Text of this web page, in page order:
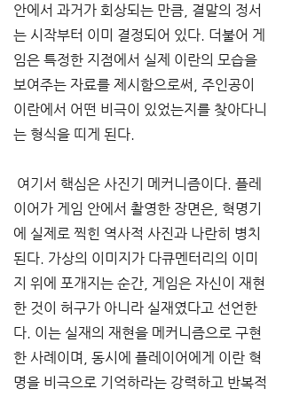
안에서 과거가 회상되는 만큼, 결말의 정서
는 시작부터 이미 결정되어 있다. 더불어 게
임은 특정한 지점에서 실제 이란의 모습을
보여주는 자료를 제시함으로써, 주인공이
이란에서 어떤 비극이 있었는지를 찾아다니
는 형식을 띠게 된다.
여기서 핵심은 사진기 메커니즘이다. 플레
이어가 게임 안에서 촬영한 장면은, 혁명기
에 실제로 찍힌 역사적 사진과 나란히 병치
된다. 가상의 이미지가 다큐멘터리의 이미
지 위에 포개지는 순간, 게임은 자신이 재현
한 것이 허구가 아니라 실재였다고 선언한
다. 이는 실재의 재현을 메커니즘으로 구현
한 사례이며, 동시에 플레이어에게 이란 혁
명을 비극으로 기억하라는 강력하고 반복적